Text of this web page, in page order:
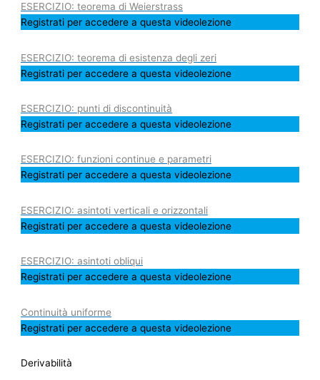
ESERCIZIO: teorema di Weierstrass
Registrati per accedere a questa videolezione
ESERCIZIO: teorema di esistenza degli zeri
Registrati per accedere a questa videolezione
ESERCIZIO: punti di discontinuità
Registrati per accedere a questa videolezione
ESERCIZIO: funzioni continue e parametri
Registrati per accedere a questa videolezione
ESERCIZIO: asintoti verticali e orizzontali
Registrati per accedere a questa videolezione
ESERCIZIO: asintoti obliqui
Registrati per accedere a questa videolezione
Continuità uniforme
Registrati per accedere a questa videolezione
Derivabilità